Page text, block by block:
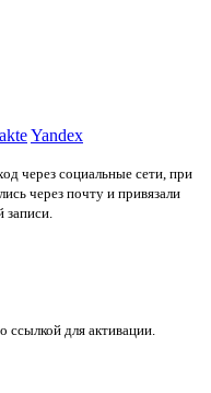
Yandex
через социальные сети, при
через почту и привязали
записи.
для активации.